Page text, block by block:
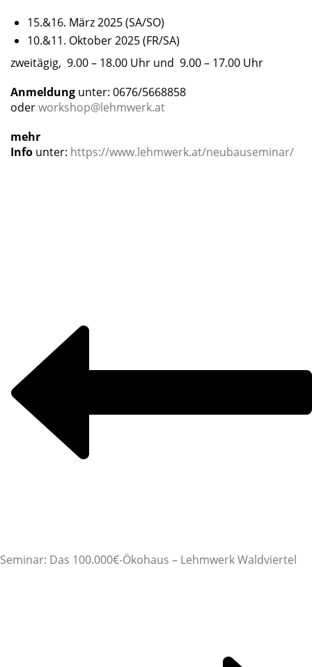
15.&16. März 2025 (SA/SO)
10.&11. Oktober 2025 (FR/SA)
zweitägig, 9.00 – 18.00 Uhr und 9.00 – 17.00 Uhr
Anmeldung unter: 0676/5668858
oderworkshop@lehmwerk.at
mehr
Info unter: https://www.lehmwerk.at/neubauseminar/
Seminar: Das 100.000€-Ökohaus – Lehmwerk Waldviertel